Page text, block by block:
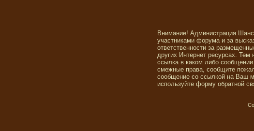
Внимание! Администрация
участниками форума и за
ответственности за
других Интернет ресурсах.
ссылка в каком либо
смежные права, сообщите
сообщение со ссылкой на Ваш
используйте форму обратной